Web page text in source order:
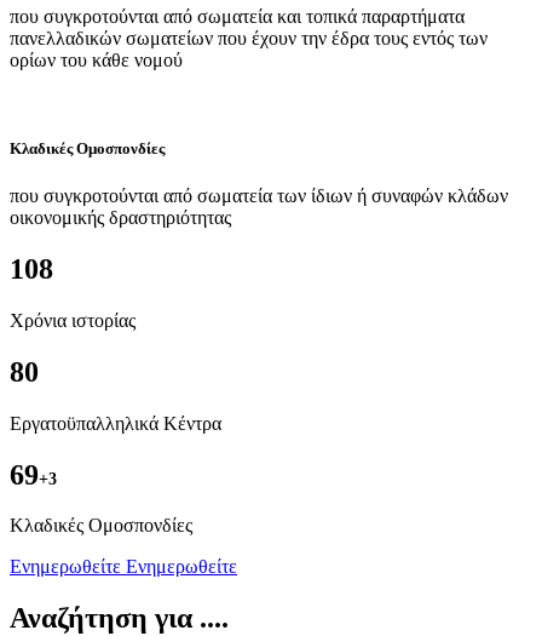
που συγκροτούνται από σωματεία και τοπικά παραρτήματα
πανελλαδικών σωματείων που έχουν την έδρα τους εντός των
ορίων του κάθε νομού
Κλαδικές Ομοσπονδίες
που συγκροτούνται από σωματεία των ίδιων ή συναφών κλάδων
οικονομικής δραστηριότητας
108
Χρόνια ιστορίας
80
Εργατοϋπαλληλικά Κέντρα
69+3
Kλαδικές Ομοσπονδίες
Ενημερωθείτε Ενημερωθείτε
Αναζήτηση για ....